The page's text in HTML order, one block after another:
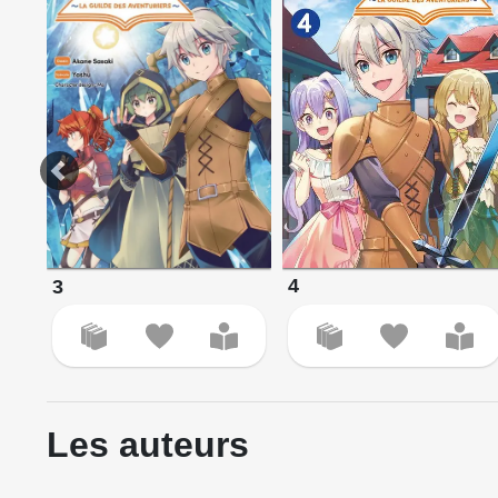
3 4
Les auteurs